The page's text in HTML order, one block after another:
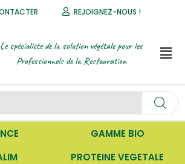
REJOIGNEZ-NOUS !
Le spécialiste de la solution végétale pour les
Professionnels de la Restauration
GAMME BIO
PROTEINE VEGETALE